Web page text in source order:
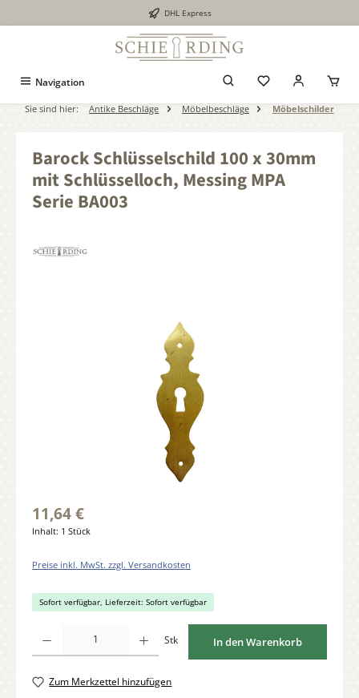
DHL Express
Navigation
Sie sind hier: Antike Beschläge Möbelbeschläge Möbelschilder
Barock Schlüsselschild 100 x 30mm
mit Schlüsselloch, Messing MPA
Serie BA003
11,64 €
Inhalt: 1 Stück
Preise inkl. MwSt. zzgl. Versandkosten
Sofort verfügbar, Lieferzeit: Sofort verfügbar
Stk In den Warenkorb
Zum Merkzettel hinzufügen